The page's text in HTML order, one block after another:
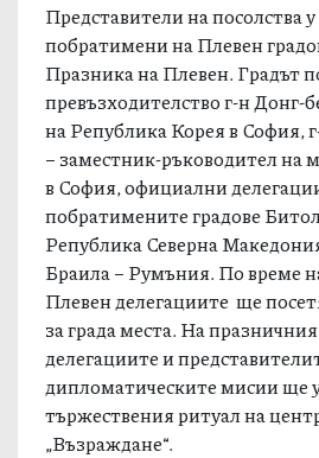
Представители на посолства
побратимени на Плевен
Празника на Плевен. Градът
превъзходителство г-н
на Република Корея в София,
– заместник-ръководител на
в София, официални
побратимените градове
Република Северна
Браила – Румъния. По време
Плевен делегациите ще
за града места. На
делегациите и
дипломатическите мисии ще
тържествения ритуал на
„Възраждане“.